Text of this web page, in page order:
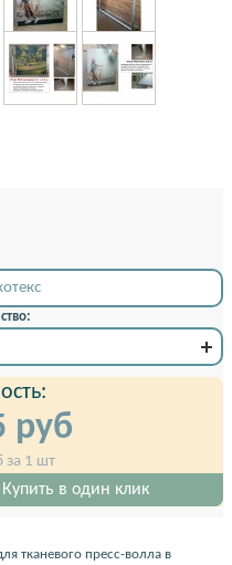
руб
за 1 шт
Купить в один клик
тканевого пресс-волла в